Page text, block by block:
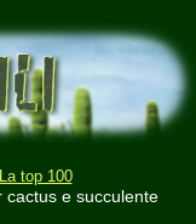
La top 100
cactus e succulente